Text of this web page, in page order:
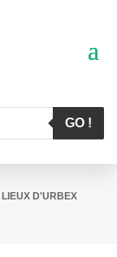
GO !
LIEUX D'URBEX